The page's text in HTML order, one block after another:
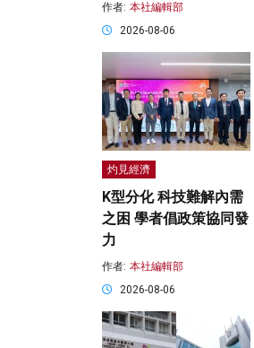
作者: 本社編輯部
2026-08-06
灼見經濟
K型分化 科技難解內需
之困 學者倡政策協同發
力
作者: 本社編輯部
2026-08-06